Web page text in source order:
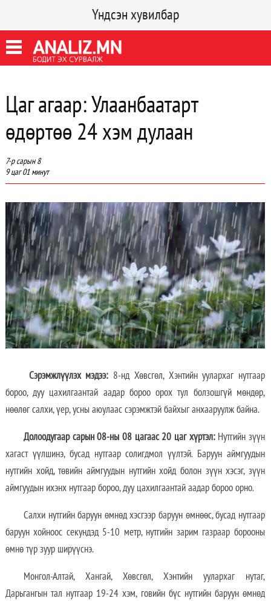
Үндсэн хувилбар
Цаг агаар: Улаанбаатарт
өдөртөө 24 хэм дулаан
7-р сарын 8
9 цаг 01 минут
Сэрэмжлүүлэх мэдээ: 8-нд Хөвсгөл, Хэнтийн уулархаг нутгаар
бороо, дуу цахилгаантай аадар бороо орох тул болзошгүй мөндөр,
нөөлөг салхи, үер, усны аюулаас сэрэмжтэй байхыг анхааруулж байна.
Долоодугаар сарын 08-ны 08 цагаас 20 цаг хүртэл:Нутгийн зүүн
хагаст үүлшинэ, бусад нутгаар солигдмол үүлтэй. Баруун аймгуудын
нутгийн хойд, төвийн аймгуудын нутгийн хойд болон зүүн хэсэг, зүүн
аймгуудын ихэнх нутгаар бороо, дуу цахилгаантай аадар бороо орно.
Салхи нутгийн баруун өмнөд хэсгээр баруун өмнөөс, бусад нутгаар
баруун хойноос секундэд 5-10 метр, нутгийн зарим газраар борооны
өмнө түр зуур ширүүснэ.
Монгол-Алтай, Хангай, Хөвсгөл, Хэнтийн уулархаг нутаг,
Дарьгангын тал нутгаар 19-24 хэм, говийн бүс нутгийн баруун өмнөд